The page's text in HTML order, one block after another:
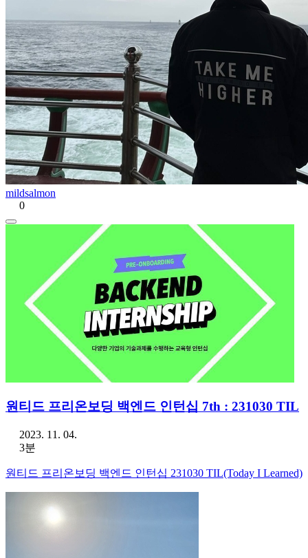
mildsalmon
0
원티드 프리온보딩 백엔드 인턴십 7th : 231030 TIL
2023. 11. 04.
3분
원티드 프리온보딩 백엔드 인턴십 231030 TIL(Today I Learned)